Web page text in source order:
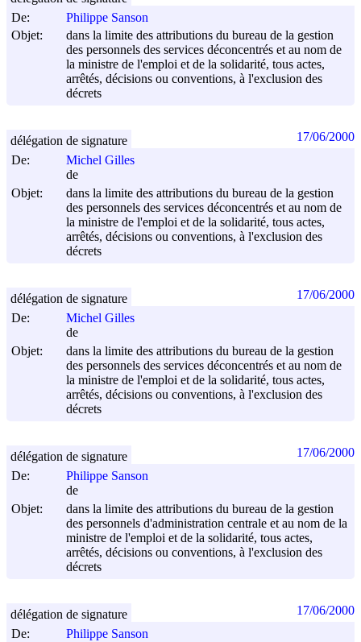
De:
Philippe Sanson
Objet:
dans la limite des attributions du bureau de la gestion
des personnels des services déconcentrés et au nom de
la ministre de l'emploi et de la solidarité, tous actes,
arrêtés, décisions ou conventions, à l'exclusion des
décrets
De:
Michel Gilles
de
Objet:
dans la limite des attributions du bureau de la gestion
des personnels des services déconcentrés et au nom de
la ministre de l'emploi et de la solidarité, tous actes,
arrêtés, décisions ou conventions, à l'exclusion des
décrets
délégation de signature 17/06/2000
De:
Michel Gilles
de
Objet:
dans la limite des attributions du bureau de la gestion
des personnels des services déconcentrés et au nom de
la ministre de l'emploi et de la solidarité, tous actes,
arrêtés, décisions ou conventions, à l'exclusion des
décrets
délégation de signature 17/06/2000
De:
Philippe Sanson
de
Objet:
dans la limite des attributions du bureau de la gestion
des personnels d'administration centrale et au nom de la
ministre de l'emploi et de la solidarité, tous actes,
arrêtés, décisions ou conventions, à l'exclusion des
décrets
délégation de signature 17/06/2000
De:
Philippe Sanson
délégation de signature 17/06/2000